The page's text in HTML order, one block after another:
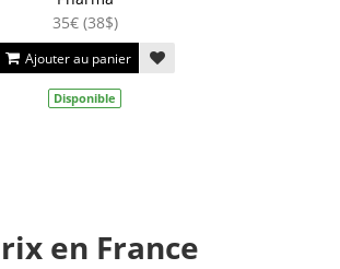
35€ (38$)
Ajouter au panier
Disponible
en France